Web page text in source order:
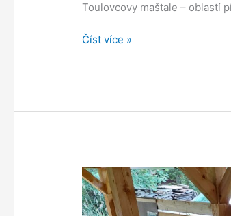
Toulovcovy maštale – oblastí
Poznáváme
Číst více »